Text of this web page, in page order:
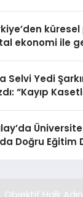
ekonomi ile
Selvi Yedi
“Kayıp
Doğru Eğitim
Objektif Halk